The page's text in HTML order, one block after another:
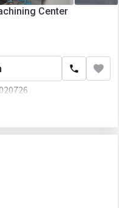
Center